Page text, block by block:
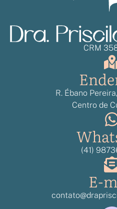
CRM
R. Ébano
Centro de
(41)
E-